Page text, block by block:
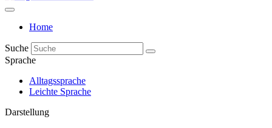
Home
Suche
Sprache
Alltagssprache
Leichte Sprache
Darstellung